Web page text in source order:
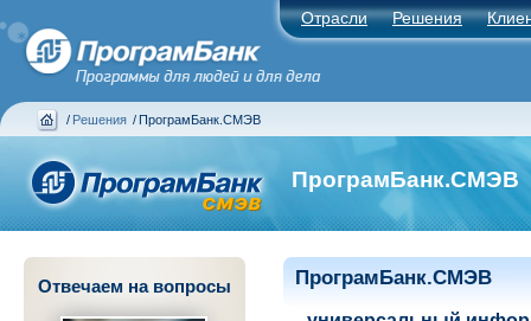
Отрасли Решения
/ Решения / ПрограмБанк.СМЭВ
ПрограмБанк.СМЭВ
Отвечаем на вопросы ПрограмБанк.СМЭВ